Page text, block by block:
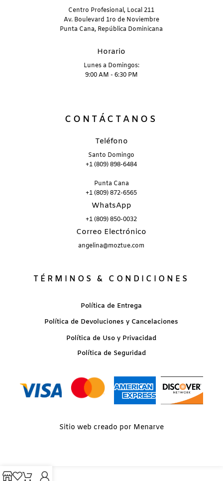
Centro Profesional, Local 211
Av. Boulevard 1ro de Noviembre
Punta Cana, República Dominicana
Horario
Lunes a Domingos:
9:00 AM - 6:30 PM
CONTÁCTANOS
Teléfono
Santo Domingo
+1 (809) 898-6484
Punta Cana
+1 (809) 872-6565
WhatsApp
+1 (809) 850-0032
Correo Electrónico
angelina@moztue.com
TÉRMINOS & CONDICIONES
Política de Entrega
Política de Devoluciones y Cancelaciones
Política de Uso y Privacidad
Política de Seguridad
Sitio web creado por Menarve